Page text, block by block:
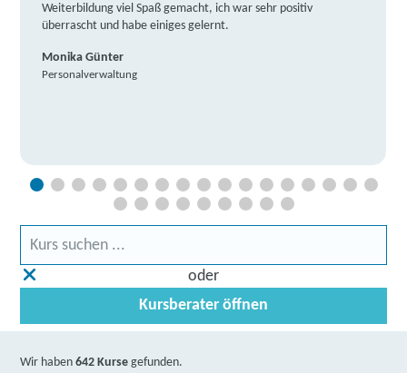
Weiterbildung viel Spaß gemacht, ich war sehr positiv
überrascht und habe einiges gelernt.
Monika Günter
Personalverwaltung
oder
Kursberater öffnen
Wir haben642 Kurse gefunden.